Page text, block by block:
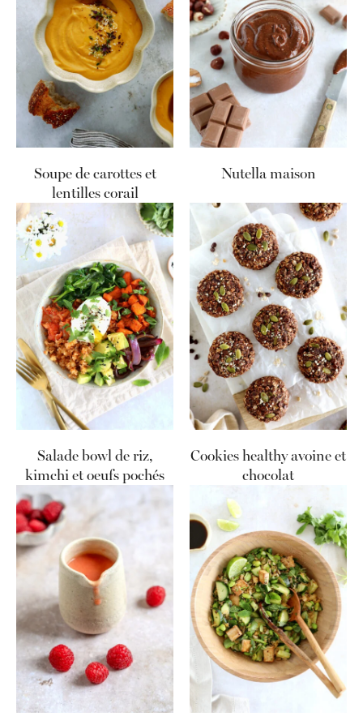
Soupe de carottes et
lentilles corail
Nutella maison
Salade bowl de riz,
kimchi et oeufs pochés
Cookies healthy avoine et
chocolat